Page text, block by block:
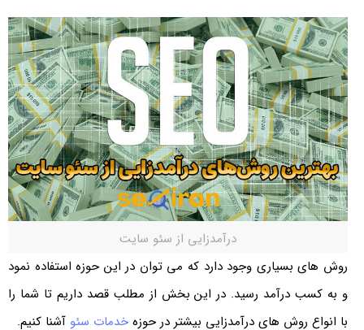
درآمدزایی از سئو سایت
روش های بسیاری وجود دارد که می توان در این حوزه استفاده نمود
و به کسب درآمد رسید. در این بخش از مطلب قصد داریم تا شما را
با انواع روش های درآمدزایی بیشتر در حوزهخدمات سئوآشنا کنیم.